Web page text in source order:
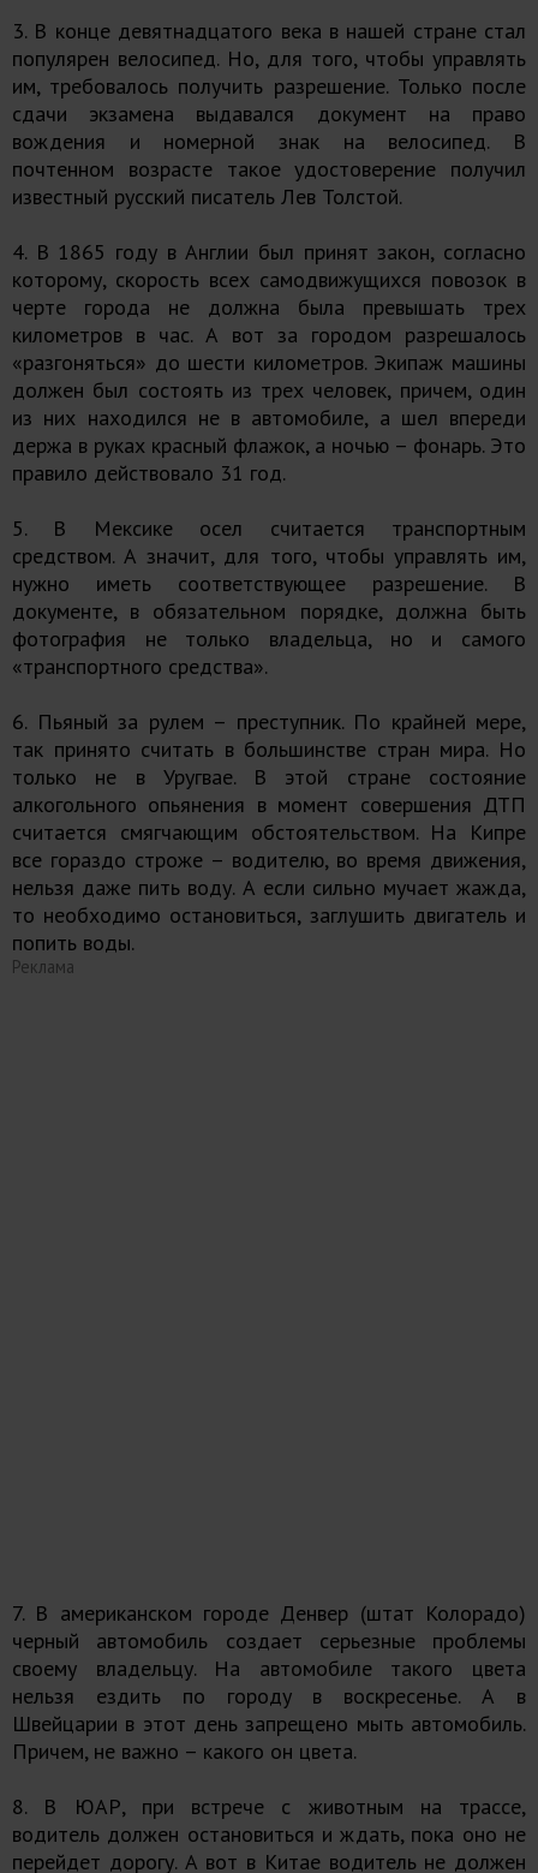
3. В конце девятнадцатого века в нашей стране стал
популярен велосипед. Но, для того, чтобы управлять
им, требовалось получить разрешение. Только после
сдачи экзамена выдавался документ на право
вождения и номерной знак на велосипед. В
почтенном возрасте такое удостоверение получил
известный русский писатель Лев Толстой.
4. В 1865 году в Англии был принят закон, согласно
которому, скорость всех самодвижущихся повозок в
черте города не должна была превышать трех
километров в час. А вот за городом разрешалось
«разгоняться» до шести километров. Экипаж машины
должен был состоять из трех человек, причем, один
из них находился не в автомобиле, а шел впереди
держа в руках красный флажок, а ночью – фонарь. Это
правило действовало 31 год.
5. В Мексике осел считается транспортным
средством. А значит, для того, чтобы управлять им,
нужно иметь соответствующее разрешение. В
документе, в обязательном порядке, должна быть
фотография не только владельца, но и самого
«транспортного средства».
6. Пьяный за рулем – преступник. По крайней мере,
так принято считать в большинстве стран мира. Но
только не в Уругвае. В этой стране состояние
алкогольного опьянения в момент совершения ДТП
считается смягчающим обстоятельством. На Кипре
все гораздо строже – водителю, во время движения,
нельзя даже пить воду. А если сильно мучает жажда,
то необходимо остановиться, заглушить двигатель и
попить воды.
Реклама
7. В американском городе Денвер (штат Колорадо)
черный автомобиль создает серьезные проблемы
своему владельцу. На автомобиле такого цвета
нельзя ездить по городу в воскресенье. А в
Швейцарии в этот день запрещено мыть автомобиль.
Причем, не важно – какого он цвета.
8. В ЮАР, при встрече с животным на трассе,
водитель должен остановиться и ждать, пока оно не
перейдет дорогу. А вот в Китае водитель не должен